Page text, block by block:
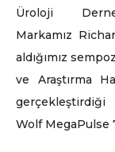
Üroloji
Markamız
aldığımız
ve Araştırma
Wolf MegaPulse